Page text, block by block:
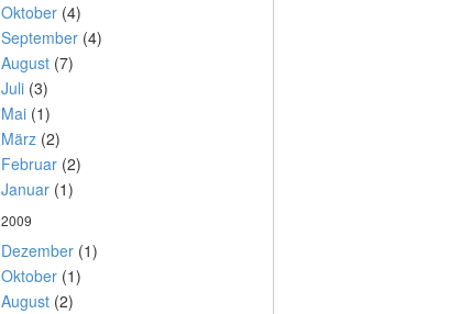
Oktober(4)
September(4)
August(7)
Juli(3)
Mai(1)
März(2)
Februar(2)
Januar(1)
2009
Dezember(1)
Oktober(1)
August(2)